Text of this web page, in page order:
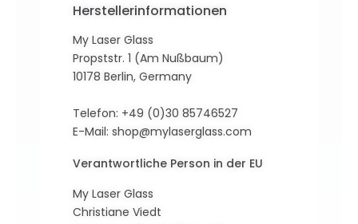
Herstellerinformationen
My Laser Glass
Propststr. 1 (Am Nußbaum)
10178 Berlin, Germany
Telefon: +49 (0)30 85746527
E-Mail: shop@mylaserglass.com
Verantwortliche Person in der EU
My Laser Glass
Christiane Viedt